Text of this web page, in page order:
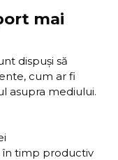
mai
dispuși să
cum ar fi
asupra mediului.
timp productiv